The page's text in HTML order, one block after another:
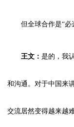
但全球合作是“必
王文： 是的，我
和沟通。对于中国来
交流居然变得越来越